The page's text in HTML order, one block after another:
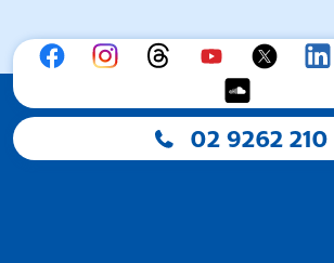
02 9262 210